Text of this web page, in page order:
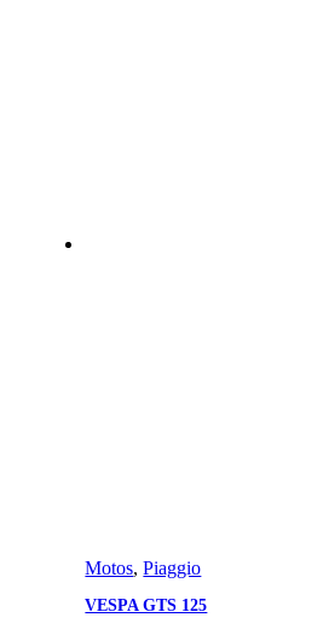
Motos,Piaggio
VESPA GTS 125